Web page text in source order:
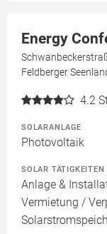
Energy
Feldberger
4.2
SOLARANLAGE
Photovoltaik
SOLAR TÄTIGKEITEN
Anlage &
Vermietung /